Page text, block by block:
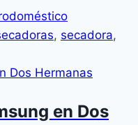
, secadora,
en Dos